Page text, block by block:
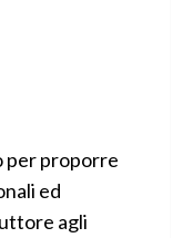
per proporre
ed
agli